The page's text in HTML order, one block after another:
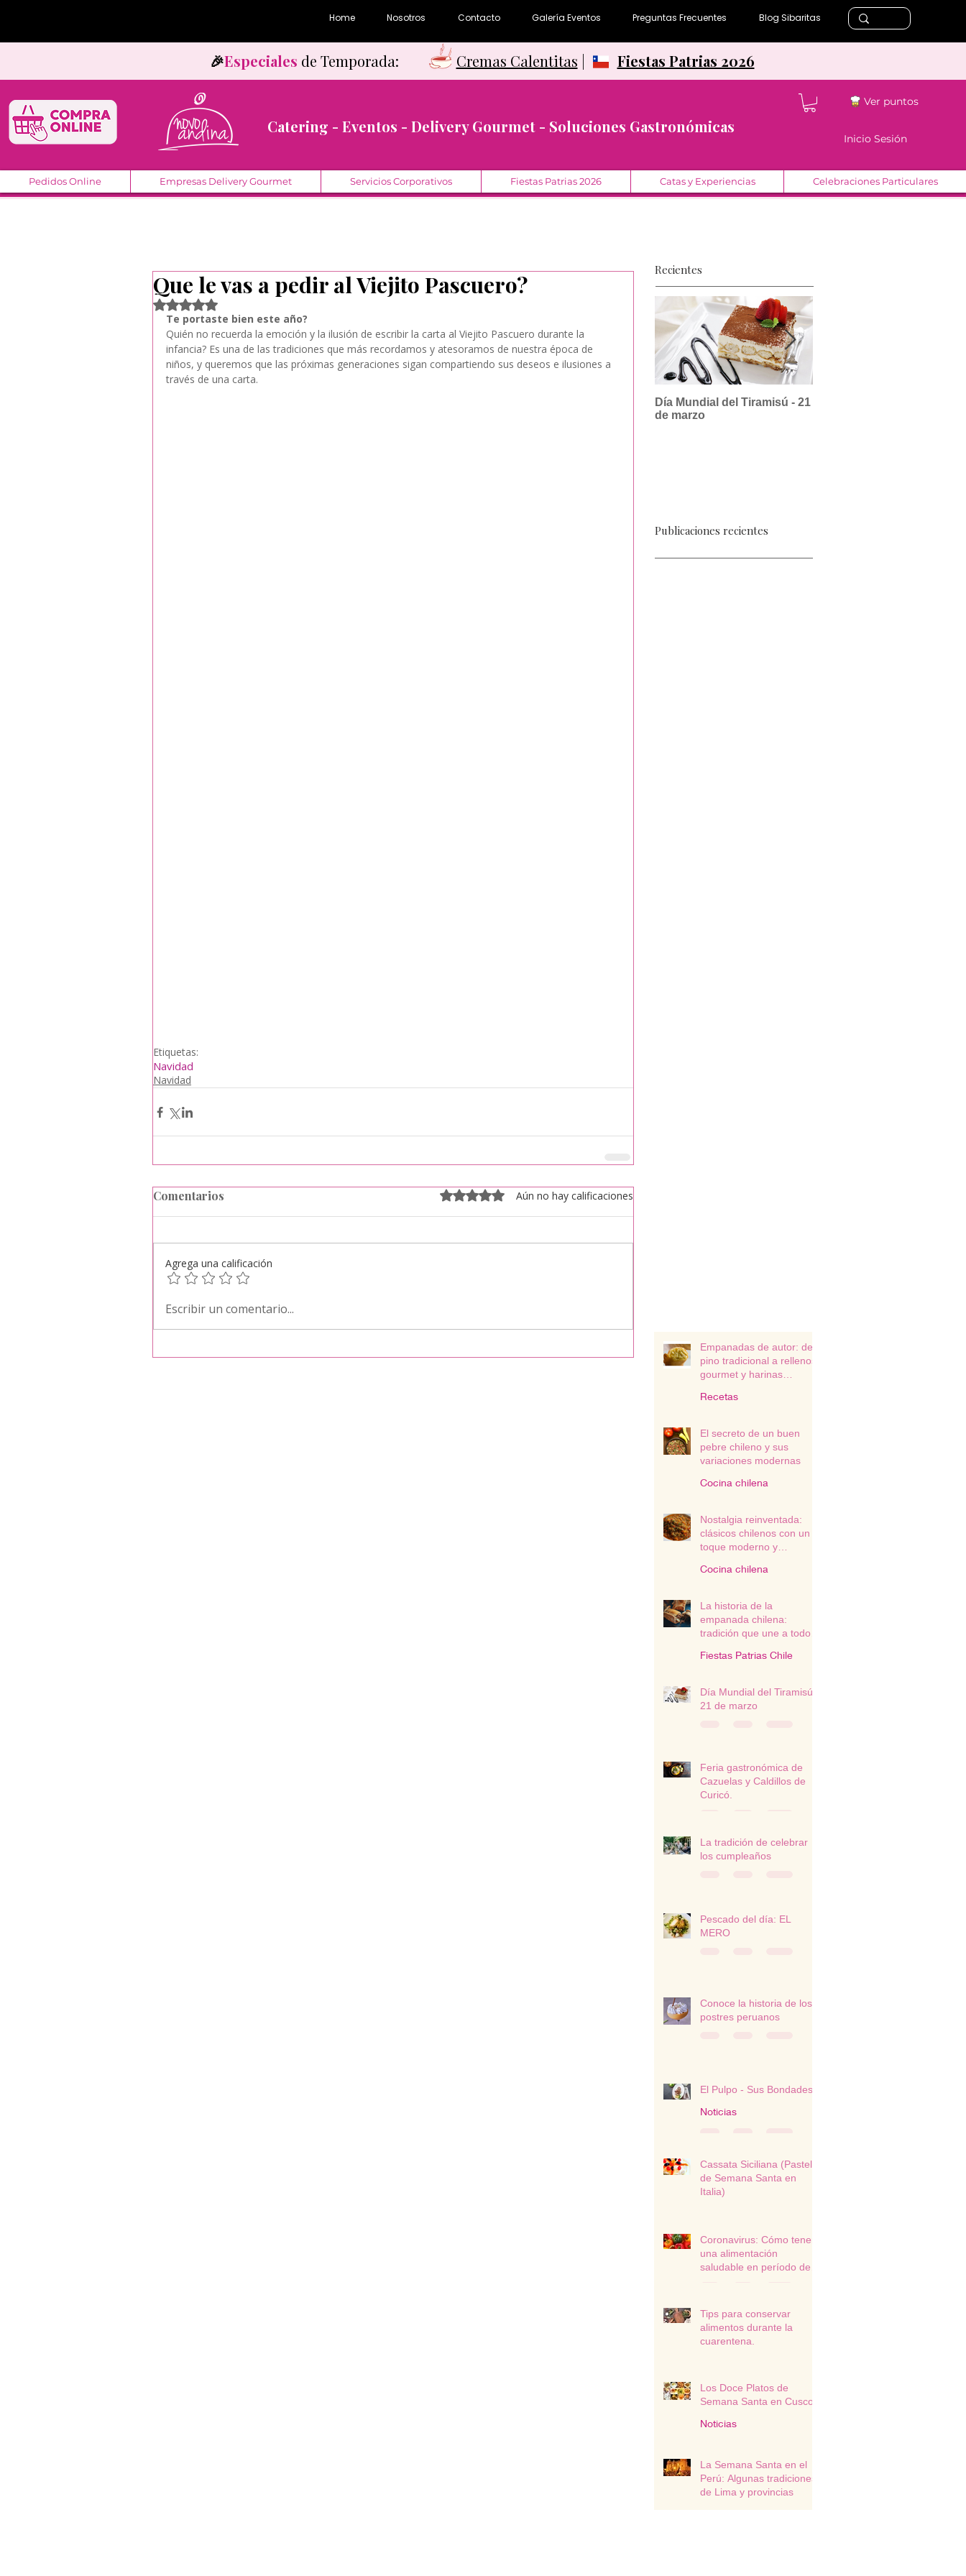
Home Nosotros Contacto Galería Eventos Preguntas Frecuentes Blog Sibaritas
🎉Especiales de Temporada: Cremas Calentitas Fiestas Patrias 2026
Catering - Eventos - Delivery Gourmet - Soluciones Gastronómicas
Ver puntos
Inicio Sesión
Pedidos Online Empresas Delivery Gourmet Servicios Corporativos Fiestas Patrias 2026 Catas y Experiencias Celebraciones Particulares
Que le vas a pedir al Viejito Pascuero?
Obtuvo NaN de 5 estrellas.
Te portaste bien este año?
Quién no recuerda la emoción y la ilusión de escribir la carta al Viejito Pascuero durante la
infancia? Es una de las tradiciones que más recordamos y atesoramos de nuestra época de
niños, y queremos que las próximas generaciones sigan compartiendo sus deseos e ilusiones a
través de una carta.
Etiquetas:
Navidad
Navidad
Comentarios Obtuvo 0 de 5 estrellas.Aún no hay calificaciones
Agrega una calificación
Escribir un comentario...
Recientes
Día Mundial del Tiramisú - 21
de marzo
Publicaciones recientes
Empanadas de autor: del
pino tradicional a rellenos
gourmet y harinas
Recetas
El secreto de un buen
pebre chileno y sus
variaciones modernas
Cocina chilena
Nostalgia reinventada:
clásicos chilenos con un
toque moderno y
Cocina chilena
La historia de la
empanada chilena:
tradición que une a todo
Fiestas Patrias Chile
Día Mundial del Tiramisú -
21 de marzo
Feria gastronómica de
Cazuelas y Caldillos de
Curicó.
La tradición de celebrar
los cumpleaños
Pescado del día: EL
MERO
Conoce la historia de los
postres peruanos
El Pulpo - Sus Bondades
Noticias
Cassata Siciliana (Pastel
de Semana Santa en
Italia)
Coronavirus: Cómo tener
una alimentación
saludable en período de
Tips para conservar
alimentos durante la
cuarentena.
Los Doce Platos de
Semana Santa en Cusco
Noticias
La Semana Santa en el
Perú: Algunas tradiciones
de Lima y provincias